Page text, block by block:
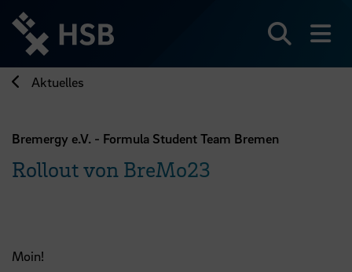
zum
Seiteninhalt
springen
Aktuelles
Bremergy e.V. - Formula Student Team Bremen
Rollout von BreMo23
Moin!